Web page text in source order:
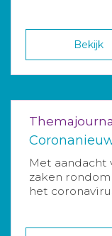
Bekijk
Met aandacht
zaken
het